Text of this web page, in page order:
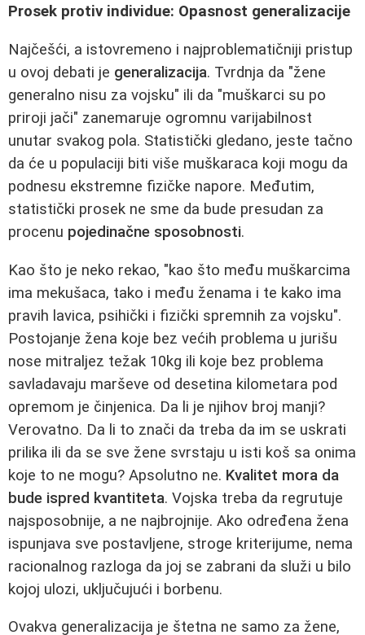
Prosek protiv individue: Opasnost generalizacije
Najčešći, a istovremeno i najproblematičniji pristup
u ovoj debati je generalizacija. Tvrdnja da "žene
generalno nisu za vojsku" ili da "muškarci su po
priroji jači" zanemaruje ogromnu varijabilnost
unutar svakog pola. Statistički gledano, jeste tačno
da će u populaciji biti više muškaraca koji mogu da
podnesu ekstremne fizičke napore. Međutim,
statistički prosek ne sme da bude presudan za
procenu pojedinačne sposobnosti.
Kao što je neko rekao, "kao što među muškarcima
ima mekušaca, tako i među ženama i te kako ima
pravih lavica, psihički i fizički spremnih za vojsku".
Postojanje žena koje bez većih problema u jurišu
nose mitraljez težak 10kg ili koje bez problema
savladavaju marševe od desetina kilometara pod
opremom je činjenica. Da li je njihov broj manji?
Verovatno. Da li to znači da treba da im se uskrati
prilika ili da se sve žene svrstaju u isti koš sa onima
koje to ne mogu? Apsolutno ne. Kvalitet mora da
bude ispred kvantiteta. Vojska treba da regrutuje
najsposobnije, a ne najbrojnije. Ako određena žena
ispunjava sve postavljene, stroge kriterijume, nema
racionalnog razloga da joj se zabrani da služi u bilo
kojoj ulozi, uključujući i borbenu.
Ovakva generalizacija je štetna ne samo za žene,